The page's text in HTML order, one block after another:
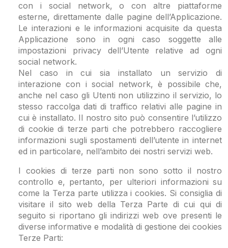
con i social network, o con altre piattaforme
esterne, direttamente dalle pagine dell’Applicazione.
Le interazioni e le informazioni acquisite da questa
Applicazione sono in ogni caso soggette alle
impostazioni privacy dell’Utente relative ad ogni
social network.
Nel caso in cui sia installato un servizio di
interazione con i social network, è possibile che,
anche nel caso gli Utenti non utilizzino il servizio, lo
stesso raccolga dati di traffico relativi alle pagine in
cui è installato. Il nostro sito può consentire l’utilizzo
di cookie di terze parti che potrebbero raccogliere
informazioni sugli spostamenti dell’utente in internet
ed in particolare, nell’ambito dei nostri servizi web.
I cookies di terze parti non sono sotto il nostro
controllo e, pertanto, per ulteriori informazioni su
come la Terza parte utilizza i cookies. Si consiglia di
visitare il sito web della Terza Parte di cui qui di
seguito si riportano gli indirizzi web ove presenti le
diverse informative e modalità di gestione dei cookies
Terze Parti: